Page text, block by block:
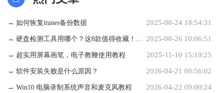
→ 如何恢复itunes备份数据 2025-08-24 18:54:31
→ 硬盘检测工具用哪个？这8款值得收藏！告
别数据焦虑，给你的硬盘做个
2025-08-26 10:06:51
→ 超实用屏幕画笔，电子教鞭使用教程 2025-11-10 15:19:25
→ 软件安装失败是什么原因？ 2026-04-21 08:56:02
→ Win10 电脑录制系统声音和麦克风教程 2026-04-22 09:00:24